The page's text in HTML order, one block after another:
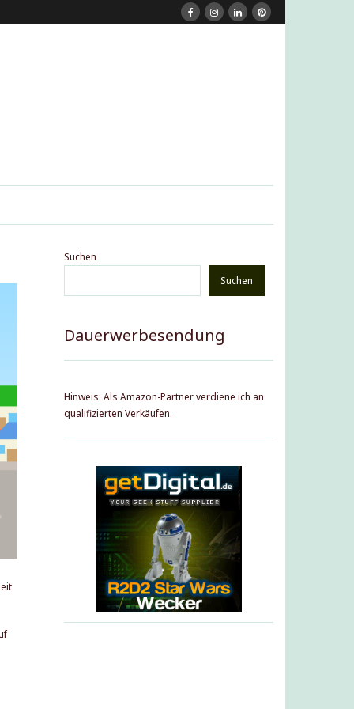
Suchen
Suchen
Dauerwerbesendung
Hinweis: Als Amazon-Partner verdiene ich an
qualifizierten Verkäufen.